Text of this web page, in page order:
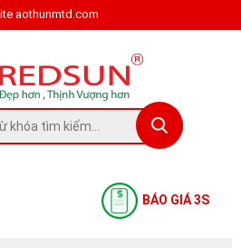
aothunmtd.com
BÁO GIÁ 3S